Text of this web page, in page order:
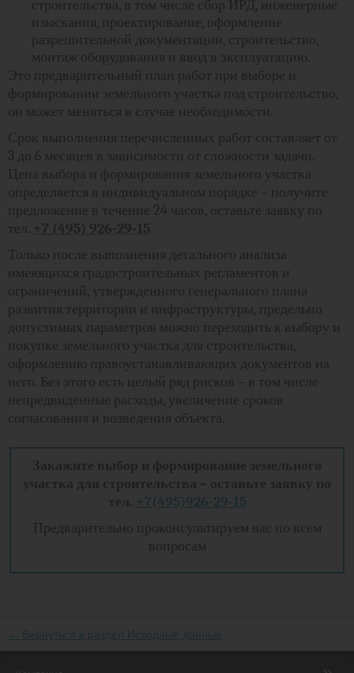
строительства, в том числе сбор ИРД, инженерные
изыскания, проектирование, оформление
разрешительной документации, строительство,
монтаж оборудования и ввод в эксплуатацию.
Это предварительный план работ при выборе и
формировании земельного участка под строительство,
он может меняться в случае необходимости.
Срок выполнения перечисленных работ составляет от
3 до 6 месяцев в зависимости от сложности задачи.
Цена выбора и формирования земельного участка
определяется в индивидуальном порядке – получите
предложение в течение 24 часов, оставьте заявку по
тел.
Только после выполнения детального анализа
имеющихся градостроительных регламентов и
ограничений, утвержденного генерального плана
развития территории и инфраструктуры, предельно
допустимых параметров можно переходить к выбору и
покупке земельного участка для строительства,
оформлению правоустанавливающих документов на
него. Без этого есть целый ряд рисков – в том числе
непредвиденные расходы, увеличение сроков
согласования и возведения объекта.
+7(495)926-29-15
Предварительно проконсультируем вас по всем
вопросам
← Вернуться в раздел Исходные данные